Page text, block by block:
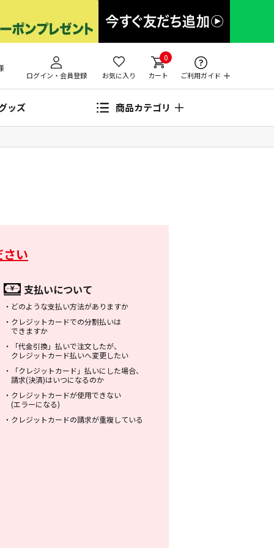
ログイン・会員登録 お気に入り
0
カート ご利用ガイド
ッズ 商品カテゴリ
い
支払いについて
・ どのような支払い方法がありますか
・ クレジットカードでの分割払いは
できますか
・
「代金引換」払いで注文したが、
クレジットカード払いへ変更したい
・
「クレジットカード」払いにした場合、
請求(決済)はいつになるのか
・ クレジットカードが使用できない
(エラーになる)
・ クレジットカードの請求が重複している